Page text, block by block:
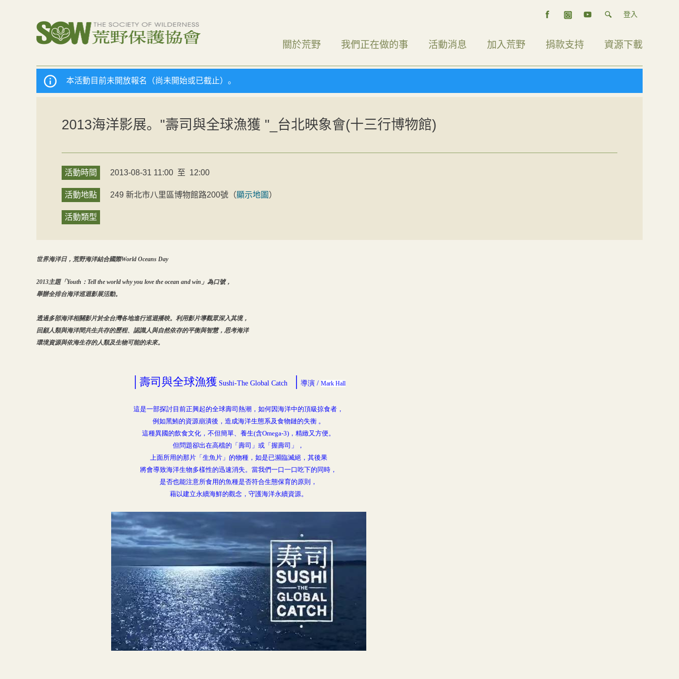
登入
關於荒野 我們正在做的事 活動消息 加入荒野 捐款支持 資源下載
本活動目前未開放報名（尚未開始或已截止）。
2013海洋影展。"壽司與全球漁獲 "_台北映象會(十三行博物館)
活動時間 2013-08-31 11:00 至 12:00
活動地點 249 新北市八里區博物館路200號 （顯示地圖 ）
活動類型
世界海洋日，荒野海洋結合國際World Oceans Day
2013主題「Youth：Tell the world why you love the ocean and win」為口號，
舉辦全排台海洋巡迴影展活動。
透過多部海洋相關影片於全台灣各地進行巡迴播映。利用影片導觀眾深入其境，
回顧人類與海洋間共生共存的歷程、認識人與自然依存的平衡與智慧，思考海洋
環境資源與依海生存的人類及生物可能的未來。
│壽司與全球漁獲 Sushi-The Global Catch 導演 / Mark Hall
這是一部探討目前正興起的全球壽司熱潮，如何因海洋中的頂級掠食者，
例如黑鮪的資源崩潰後，造成海洋生態系及食物鏈的失衡 。
這種異國的飲食文化，不但簡單、養生(含Omega-3)，精緻又方便。
但問題卻出在高檔的「壽司」或「握壽司」，
上面所用的那片「生魚片」的物種，如是已瀕臨滅絕，其後果
將會導致海洋生物多樣性的迅速消失。當我們一口一口吃下的同時，
是否也能注意所食用的魚種是否符合生態保育的原則，
藉以建立永續海鮮的觀念，守護海洋永續資源。